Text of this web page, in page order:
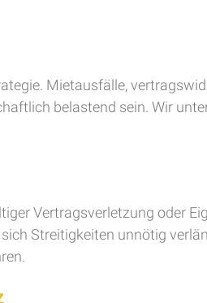
Mietausfälle,
belastend sein. Wir
Vertragsverletzung oder
Streitigkeiten unnötig